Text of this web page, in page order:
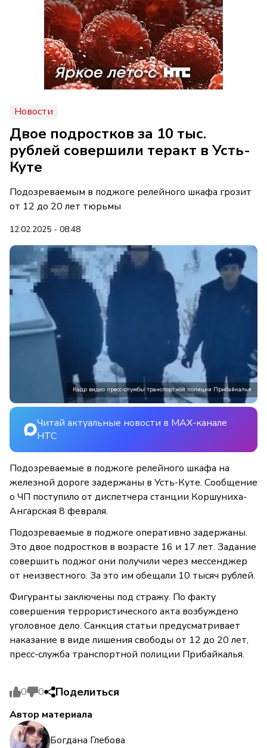
Новости
Двое подростков за 10 тыс.
рублей совершили теракт в Усть-
Куте
Подозреваемым в поджоге релейного шкафа грозит
от 12 до 20 лет тюрьмы
12.02.2025 - 08:48
Кадр видео пресс-службы транспортной полиции Прибайкалья
Читай актуальные новости в MAX-канале
НТС
Подозреваемые в поджоге релейного шкафа на
железной дороге задержаны в Усть-Куте. Сообщение
о ЧП поступило от диспетчера станции Коршуниха-
Ангарская 8 февраля.
Подозреваемые в поджоге оперативно задержаны.
Это двое подростков в возрасте 16 и 17 лет. Задание
совершить поджог они получили через мессенджер
от неизвестного. За это им обещали 10 тысяч рублей.
Фигуранты заключены под стражу. По факту
совершения террористического акта возбуждено
уголовное дело. Санкция статьи предусматривает
наказание в виде лишения свободы от 12 до 20 лет,
пресс-служба транспортной полиции Прибайкалья.
0 0 Поделиться
Автор материала
Богдана Глебова